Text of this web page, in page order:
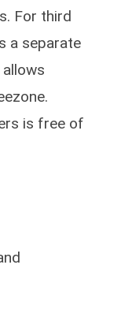
For third
a separate
is free of